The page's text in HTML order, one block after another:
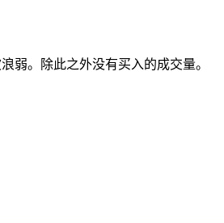
弱。除此之外没有买入的成交量。